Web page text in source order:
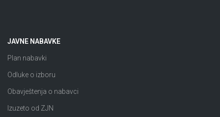
JAVNE NABAVKE
Plan nabavki
Odluke o izboru
Obavještenja o nabavci
Izuzeto od ZJN